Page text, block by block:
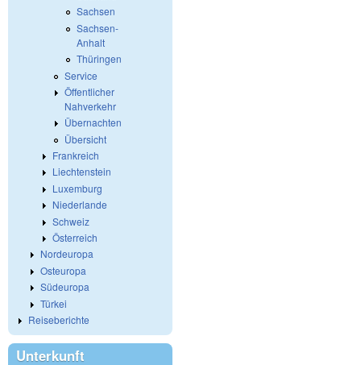
Sachsen
Sachsen-
Anhalt
Thüringen
Service
Öffentlicher
Nahverkehr
Übernachten
Übersicht
Frankreich
Liechtenstein
Luxemburg
Niederlande
Schweiz
Österreich
Nordeuropa
Osteuropa
Südeuropa
Türkei
Reiseberichte
Unterkunft